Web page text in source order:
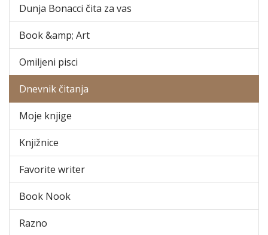
Dunja Bonacci čita za vas
Book &amp; Art
Omiljeni pisci
Dnevnik čitanja
Moje knjige
Knjižnice
Favorite writer
Book Nook
Razno